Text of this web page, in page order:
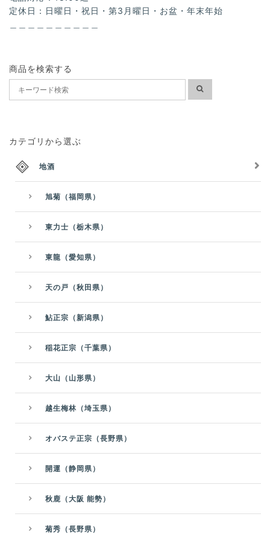
定休日：日曜日・祝日・第3月曜日・お盆・年末年始
商品を検索する
カテゴリから選ぶ
地酒
旭菊（福岡県）
東力士（栃木県）
東龍（愛知県）
天の戸（秋田県）
鮎正宗（新潟県）
稲花正宗（千葉県）
大山（山形県）
越生梅林（埼玉県）
オバステ正宗（長野県）
開運（静岡県）
秋鹿（大阪 能勢）
菊秀（長野県）